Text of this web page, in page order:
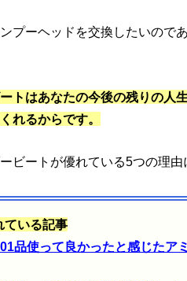
プーヘッドを交換したいので
トはあなたの今後の残りの人
れるからです。
ビートが優れている5つの理由
ている記事
品使って良かったと感じたア